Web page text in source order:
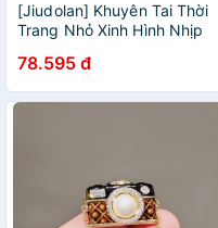
[Jiudolan] Khuyên Tai Thời
Trang Nhỏ Xinh Hình Nhịp
78.595 đ